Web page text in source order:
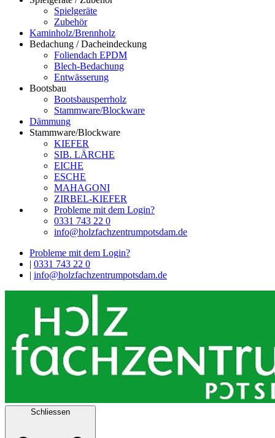
Spielgeräte
Zubehör
Kaminholz/Brennholz
Bedachung / Dacheindeckung
Foliendach EPDM
Blech-Bedachung
Entwässerung
Bootsbau
Bootsbausperrholz
Stammware/Blockware
Dämmung
Stammware/Blockware
KIEFER
SIB. LÄRCHE
EICHE
ESCHE
MAHAGONI
ZIRBEL-KIEFER
Probleme mit dem Login?
0331 743 22 0
info@holzfachzentrumpotsdam.de
Probleme mit dem Login?
| 0331 743 22 0
| info@holzfachzentrumpotsdam.de
Schliessen